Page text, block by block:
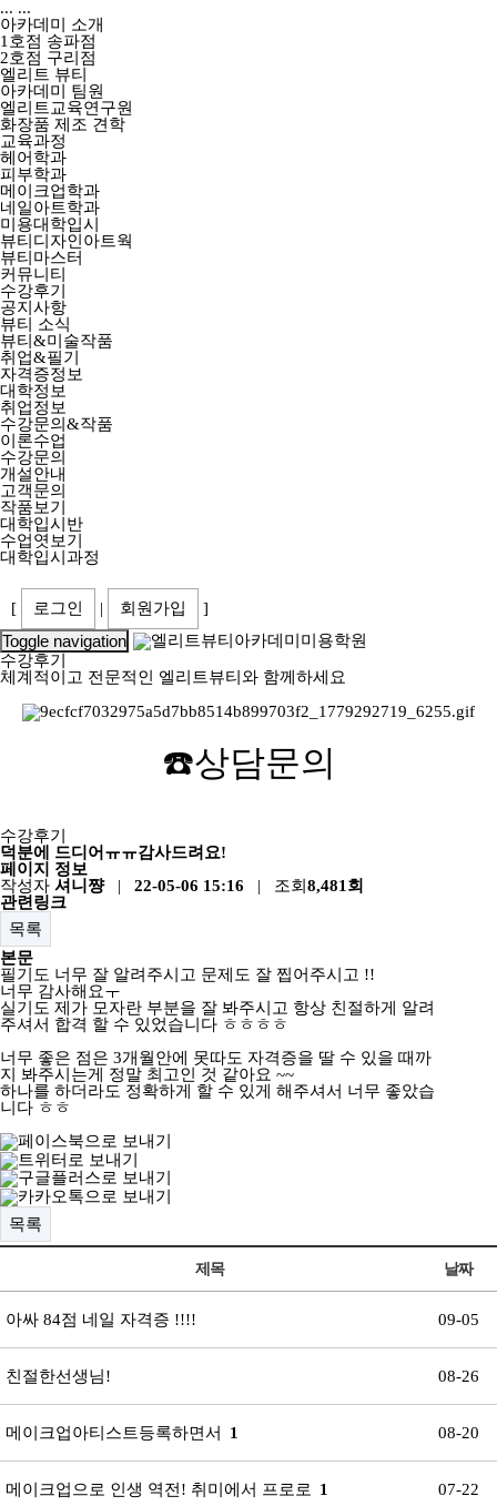
... ...
아카데미 소개
1호점 송파점
2호점 구리점
엘리트 뷰티
아카데미 팀원
엘리트교육연구원
화장품 제조 견학
교육과정
헤어학과
피부학과
메이크업학과
네일아트학과
미용대학입시
뷰티디자인아트웍
뷰티마스터
커뮤니티
수강후기
공지사항
뷰티 소식
뷰티&미술작품
취업&필기
자격증정보
대학정보
취업정보
수강문의&작품
이론수업
수강문의
개설안내
고객문의
작품보기
대학입시반
수업엿보기
대학입시과정
[ 로그인 | 회원가입 ]
Toggle navigation
수강후기
체계적이고 전문적인 엘리트뷰티와 함께하세요
☎️상담문의
수강후기
덕분에 드디어ㅠㅠ감사드려요!
페이지 정보
작성자 셔니쨩| 22-05-06 15:16 | 조회8,481회
관련링크
목록
본문
필기도 너무 잘 알려주시고 문제도 잘 찝어주시고 !!
너무 감사해요ㅜ
실기도 제가 모자란 부분을 잘 봐주시고 항상 친절하게 알려
주셔서 합격 할 수 있었습니다 ㅎㅎㅎㅎ
너무 좋은 점은 3개월안에 못따도 자격증을 딸 수 있을 때까
지 봐주시는게 정말 최고인 것 같아요 ~~
하나를 하더라도 정확하게 할 수 있게 해주셔서 너무 좋았습
니다 ㅎㅎ
목록
제목 날짜
아싸 84점 네일 자격증 !!!! 09-05
친절한선생님! 08-26
메이크업아티스트등록하면서 1 08-20
메이크업으로 인생 역전! 취미에서 프로로 1 07-22